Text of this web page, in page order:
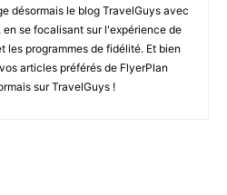
désormais le blog TravelGuys avec
en se focalisant sur l'expérience de
les programmes de fidélité. Et bien
articles préférés de FlyerPlan
sur TravelGuys !